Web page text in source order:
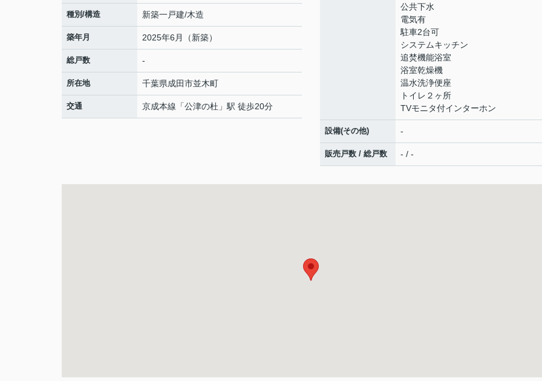
種別/構造 新築一戸建/木造
築年月 2025年6月（新築）
総戸数 -
所在地 千葉県成田市並木町
交通 京成本線 「公津の杜 」駅 徒歩20分
公共下水
電気有
駐車2台可
システムキッチン
追焚機能浴室
浴室乾燥機
温水洗浄便座
トイレ２ヶ所
TVモニタ付インターホン
設備(その他) -
販売戸数 / 総戸数 - / -